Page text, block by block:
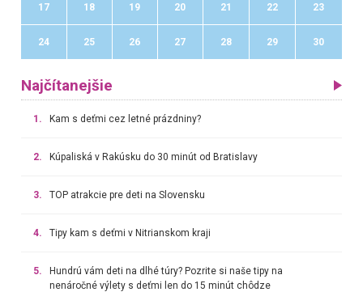
17 18 19 20 21 22 23
24 25 26 27 28 29 30
Najčítanejšie
1. Kam s deťmi cez letné prázdniny?
2. Kúpaliská v Rakúsku do 30 minút od Bratislavy
3. TOP atrakcie pre deti na Slovensku
4. Tipy kam s deťmi v Nitrianskom kraji
5.
Hundrú vám deti na dlhé túry? Pozrite si naše tipy na
nenáročné výlety s deťmi len do 15 minút chôdze